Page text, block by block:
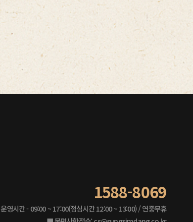
1588-8069
운영시간 - 09:00 ~ 17:00(점심시간 12:00 ~ 13:00) / 연중무휴